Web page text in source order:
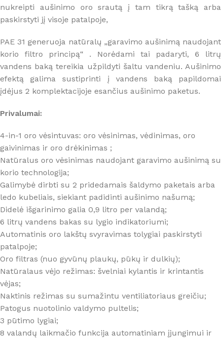
nukreipti aušinimo oro srautą į tam tikrą tašką arba
paskirstyti jį visoje patalpoje,
PAE 31 generuoja natūralų „garavimo aušinimą naudojant
korio filtro principą“ . Norėdami tai padaryti, 6 litrų
vandens baką tereikia užpildyti šaltu vandeniu. Aušinimo
efektą galima sustiprinti į vandens baką papildomai
įdėjus 2 komplektacijoje esančius aušinimo paketus.
Privalumai:
4-in-1 oro vėsintuvas: oro vėsinimas, vėdinimas, oro
gaivinimas ir oro drėkinimas ;
Natūralus oro vėsinimas naudojant garavimo aušinimą su
korio technologija;
Galimybė dirbti su 2 pridedamais šaldymo paketais arba
ledo kubeliais, siekiant padidinti aušinimo našumą;
Didelė išgarinimo galia 0,9 litro per valandą;
6 litrų vandens bakas su lygio indikatoriumi;
Automatinis oro lakštų svyravimas tolygiai paskirstyti
patalpoje;
Oro filtras (nuo gyvūnų plaukų, pūkų ir dulkių);
Natūralaus vėjo režimas: švelniai kylantis ir krintantis
vėjas;
Naktinis režimas su sumažintu ventiliatoriaus greičiu;
Patogus nuotolinio valdymo pultelis;
3 pūtimo lygiai;
8 valandų laikmačio funkcija automatiniam įjungimui ir